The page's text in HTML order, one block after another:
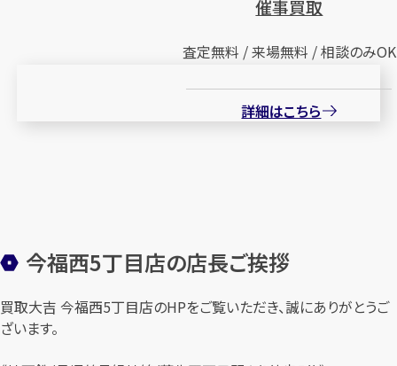
催事買取
査定無料 / 来場無料 / 相談のみOK
詳細はこちら
今福西5丁目店の店長ご挨拶
買取大吉 今福西5丁目店のHPをご覧いただき、誠にありがとうご
ざいます。